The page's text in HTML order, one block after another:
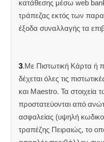
κατάθεσης μέσω web
τράπεζας εκτός των
έξοδα συναλλαγής τα
3.Με Πιστωτική Κάρτα ή
δέχεται όλες τις
και Maestro. Τα στοιχεία
προστατεύονται από
ασφαλείας (υψηλή
τραπέζης Πειραιώς, το